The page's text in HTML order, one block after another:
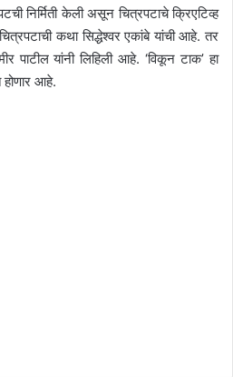
निर्मिती केली असून चित्रपटाचे क्रिएटिव्ह
कथा सिद्धेश्वर एकांबे यांची आहे. तर
पाटील यांनी लिहिली आहे. ‘विकून टाक’ हा
होणार आहे.